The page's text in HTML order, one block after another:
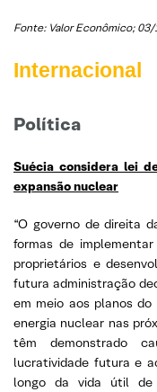
Fonte: Valor Econômico;
Internacional
Política
Suécia considera lei
expansão nuclear
“O governo de direita
formas de
proprietários e
futura administração
em meio aos planos do
energia nuclear nas
têm demonstrado
lucratividade futura e
longo da vida útil de